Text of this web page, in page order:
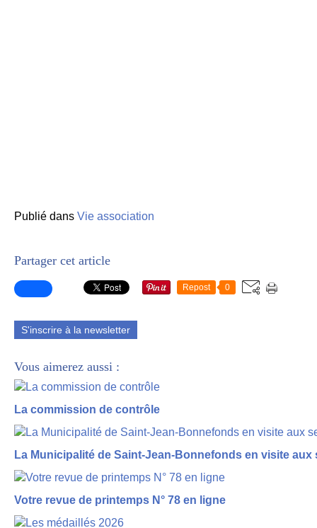
Publié dans Vie association
Partager cet article
Repost 0
S'inscrire à la newsletter
Vous aimerez aussi :
La commission de contrôle
La Municipalité de Saint-Jean-Bonnefonds en visite aux
Votre revue de printemps N° 78 en ligne